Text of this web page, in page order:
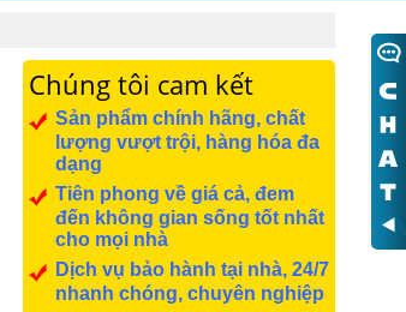
Chúng tôi cam kết
Sản phẩm chính hãng, chất
lượng vượt trội, hàng hóa đa
dạng
Tiên phong về giá cả, đem
đến không gian sống tốt nhất
cho mọi nhà
Dịch vụ bảo hành tại nhà, 24/7
nhanh chóng, chuyên nghiệp